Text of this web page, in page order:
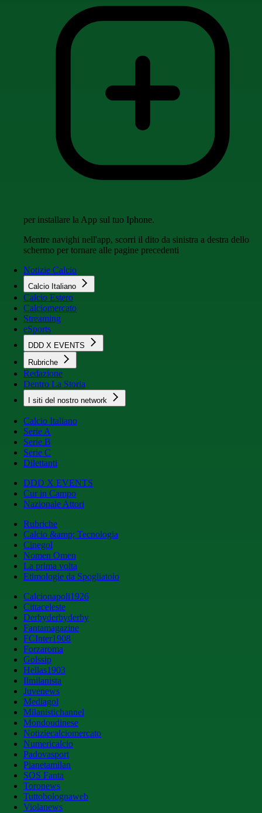
per installare la App sul tuo Iphone.
Mentre navighi nell'app, scorri il dito da sinistra a destra dello
schermo per tornare alle pagine precedenti
Notizie Calcio
Calcio Italiano
Calcio Estero
Calciomercato
Streaming
eSports
DDD X EVENTS
Rubriche
Redazione
Dentro La Storia
I siti del nostro network
Calcio Italiano
Serie A
Serie B
Serie C
Dilettanti
DDD X EVENTS
Cur in Campo
Nazionale Attori
Rubriche
Calcio &amp; Tecnologia
Cinegol
Nomen Omen
La prima volta
Etimologie da Spogliatoio
Calcionapoli1926
Cittaceleste
Derbyderbyderby
Fantamagazine
FCInter1908
Forzaroma
Golssip
Hellas1903
Ilmilanista
Juvenews
Mediagol
Milanistichannel
Mondoudinese
Notiziecalciomercato
Numericalcio
Padovasport
Pianetamilan
SOS Fanta
Toronews
Tuttobolognaweb
Violanews